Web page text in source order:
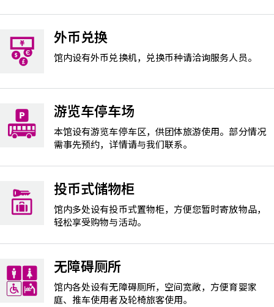
外币兑换
馆内设有外币兑换机，兑换币种请洽询服务人员。
游览车停车场
本馆设有游览车停车区，供团体旅游使用。部分情况
需事先预约，详情请与我们联系。
投币式储物柜
馆内多处设有投币式置物柜，方便您暂时寄放物品，
轻松享受购物与活动。
无障碍厕所
馆内各处设有无障碍厕所，空间宽敞，方便育婴家
庭、推车使用者及轮椅旅客使用。